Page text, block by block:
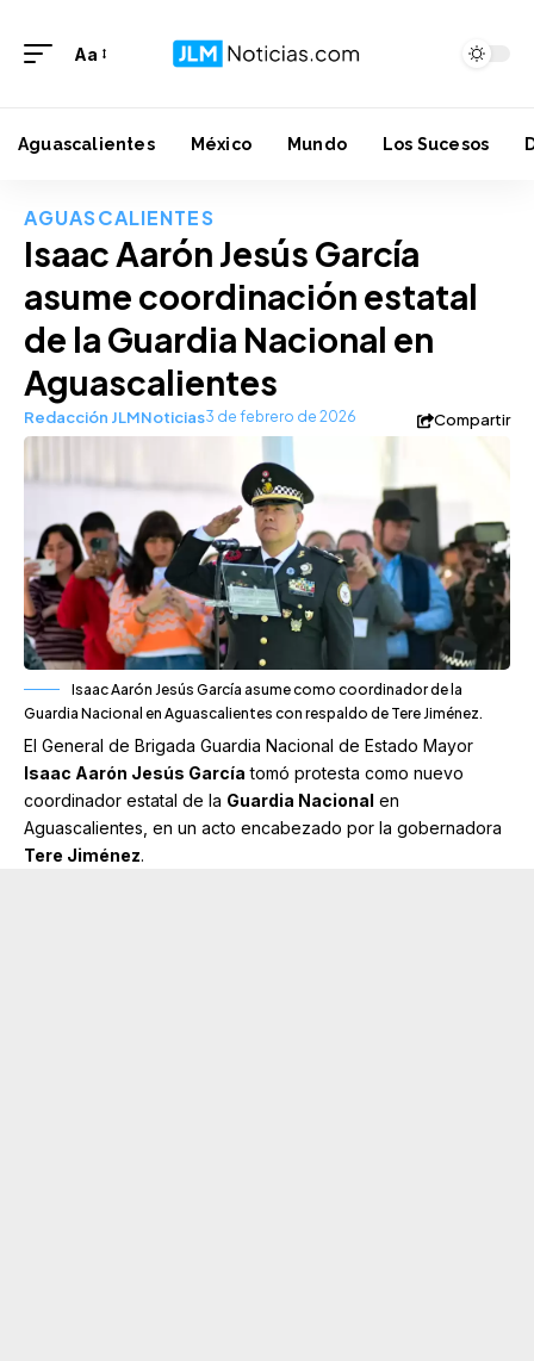
Aa
Aguascalientes México Mundo Los Sucesos
AGUASCALIENTES
Isaac Aarón Jesús García
asume coordinación estatal
de la Guardia Nacional en
Aguascalientes
Redacción JLMNoticias3 de febrero de 2026 Compartir
Isaac Aarón Jesús García asume como coordinador de la
Guardia Nacional en Aguascalientes con respaldo de Tere Jiménez.
El General de Brigada Guardia Nacional de Estado Mayor
Isaac Aarón Jesús García tomó protesta como nuevo
coordinador estatal de la Guardia Nacional en
Aguascalientes, en un acto encabezado por la gobernadora
Tere Jiménez.